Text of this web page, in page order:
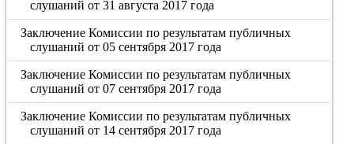
слушаний от 31 августа 2017 года
Заключение Комиссии по результатам публичных
слушаний от 05 сентября 2017 года
Заключение Комиссии по результатам публичных
слушаний от 07 сентября 2017 года
Заключение Комиссии по результатам публичных
слушаний от 14 сентября 2017 года